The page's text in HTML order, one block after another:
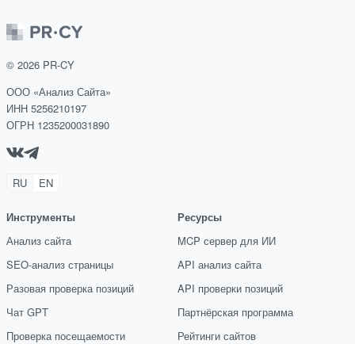
© 2026 PR-CY
ООО «Анализ Сайта»
ИНН 5256210197
ОГРН 1235200031890
RU EN
Инструменты
Анализ сайта
SEO-анализ страницы
Разовая проверка позиций
Чат GPT
Проверка посещаемости
Ресурсы
MCP сервер для ИИ
API анализ сайта
API проверки позиций
Партнёрская программа
Рейтинги сайтов